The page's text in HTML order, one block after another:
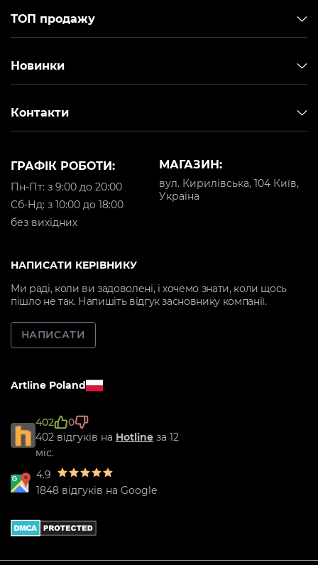
ТОП продажу
Новинки
Контакти
МАГАЗИН:
вул. Кирилівська, 104 Київ,
Україна
ГРАФІК РОБОТИ:
Пн-Пт: з 9:00 до 20:00
Cб-Нд: з 10:00 до 18:00
без вихідних
НАПИСАТИ КЕРІВНИКУ
Ми раді, коли ви задоволені, і хочемо знати, коли щось
пішло не так. Напишіть відгук засновнику компанії.
НАПИСАТИ
Artline Poland
402
0
402 відгуків на Hotline за 12
міс.
4.9
1848 відгуків на Google